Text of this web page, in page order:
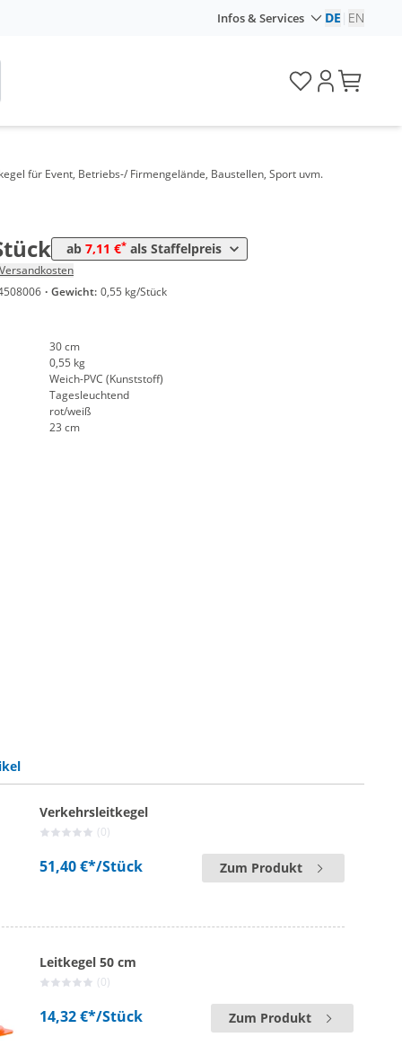
Infos & Services DE EN
für Event, Betriebs-/ Firmengelände, Baustellen, Sport uvm.
ab 7,11 €* als Staffelpreis
7,11 €
Versandkosten
· Gewicht: 0,55 kg/Stück
30 cm
0,55 kg
Weich-PVC (Kunststoff)
Tagesleuchtend
rot/weiß
23 cm
Verkehrsleitkegel
(0)
51,40 €*/Stück Zum Produkt
Leitkegel 50 cm
(0)
14,32 €*/Stück Zum Produkt